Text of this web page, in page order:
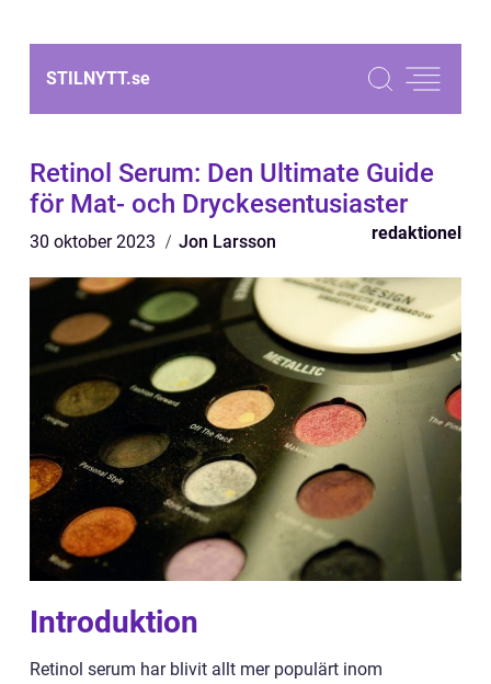
STILNYTT.se
Retinol Serum: Den Ultimate Guide
för Mat- och Dryckesentusiaster
30 oktober 2023 Jon Larsson redaktionel
Introduktion
Retinol serum har blivit allt mer populärt inom